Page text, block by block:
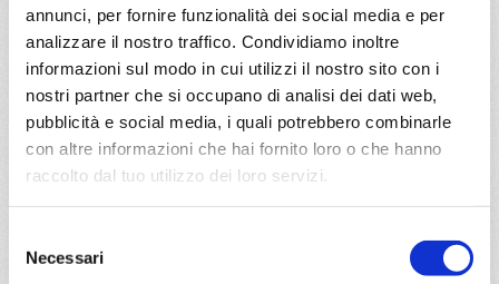
annunci, per fornire funzionalità dei social media e per
analizzare il nostro traffico. Condividiamo inoltre
informazioni sul modo in cui utilizzi il nostro sito con i
nostri partner che si occupano di analisi dei dati web,
pubblicità e social media, i quali potrebbero combinarle
con altre informazioni che hai fornito loro o che hanno
raccolto dal tuo utilizzo dei loro servizi.
delNecessari
€ 1.209
DETTAGLI
Caraibi15 giorni
Miami, Roatan, Da-Nang, Cozumel, Ocean Cay Msc Marine
Reserve, Miami, Puerto Plata, San Juan, Ocean Cay Msc